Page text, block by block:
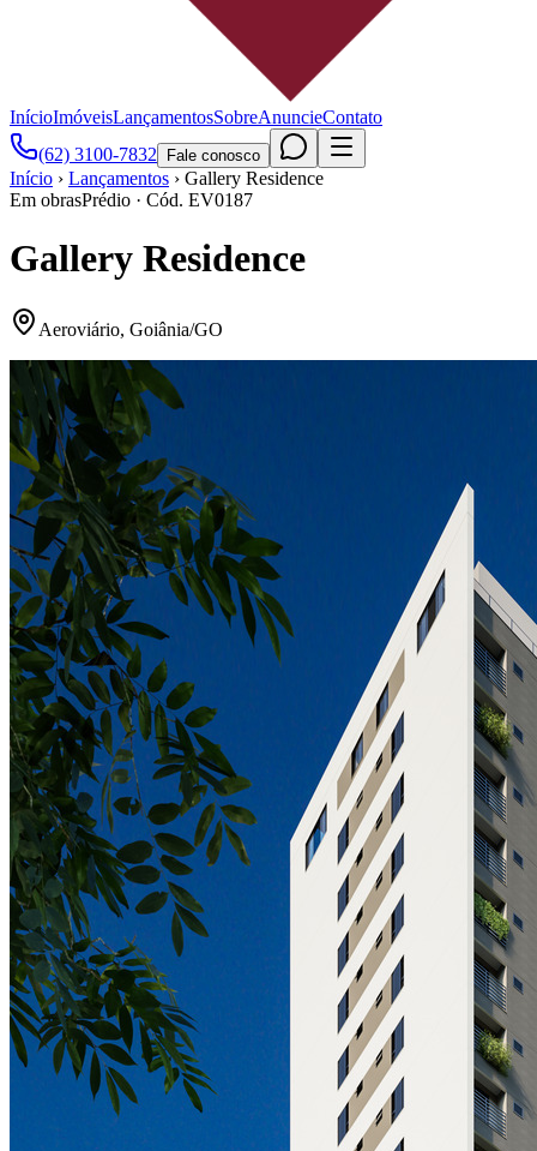
InícioImóveisLançamentosSobreAnuncieContato
(62) 3100-7832
Fale conosco
Início › Lançamentos › Gallery Residence
Em obrasPrédio · Cód. EV0187
Gallery Residence
Aeroviário, Goiânia/GO